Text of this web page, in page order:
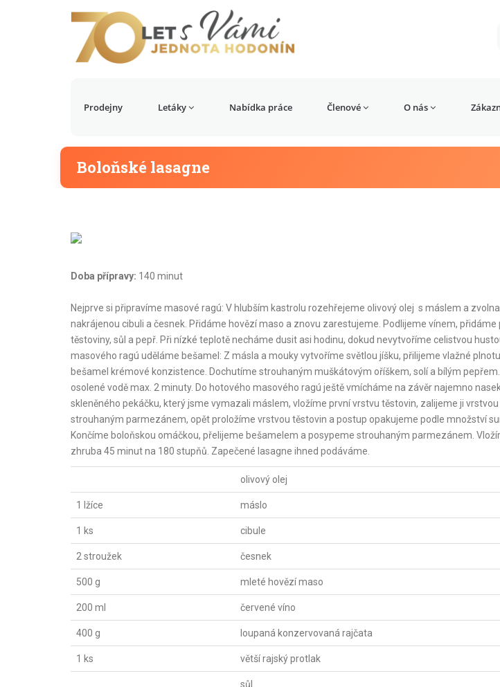
Prodejny Letáky Nabídka práce Členové O nás
Boloňské lasagne
Doba přípravy: 140 minut
Nejprve si připravíme masové ragú: V hlubším kastrolu rozehřejeme olivový olej s máslem a
nakrájenou cibuli a česnek. Přidáme hovězí maso a znovu zarestujeme. Podlijeme vínem,
těstoviny, sůl a pepř. Při nízké teplotě necháme dusit asi hodinu, dokud nevytvoříme celistvou
masového ragú uděláme bešamel: Z másla a mouky vytvoříme světlou jíšku, přilijeme vlažné
bešamel krémové konzistence. Dochutíme strouhaným muškátovým oříškem, solí a bílým
osolené vodě max. 2 minuty. Do hotového masového ragú ještě vmícháme na závěr najemno
skleněného pekáčku, který jsme vymazali máslem, vložíme první vrstvu těstovin, zalijeme ji
strouhaným parmezánem, opět proložíme vrstvou těstovin a postup opakujeme podle množství
Končíme boloňskou omáčkou, přelijeme bešamelem a posypeme strouhaným parmezánem.
zhruba 45 minut na 180 stupňů. Zapečené lasagne ihned podáváme.
olivový olej
1 lžíce máslo
1 ks cibule
2 stroužek česnek
500 g mleté hovězí maso
200 ml červené víno
400 g loupaná konzervovaná rajčata
1 ks větší rajský protlak
sůl